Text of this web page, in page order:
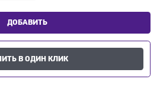
ДОБАВИТЬ
В ОДИН КЛИК